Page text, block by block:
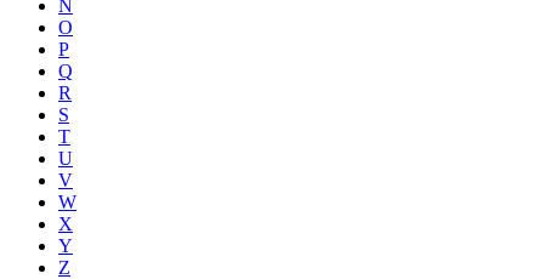
N
O
P
Q
R
S
T
U
V
W
X
Y
Z